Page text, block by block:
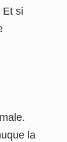
Et si
la